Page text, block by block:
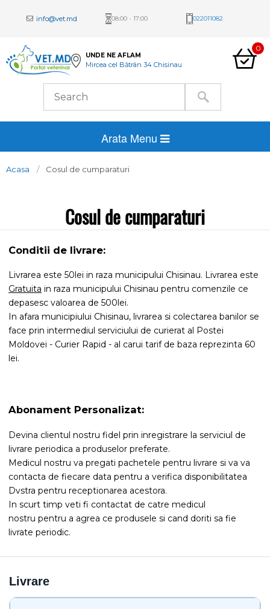
info@vet.md 08:00 - 17:00 022011082
UNDE NE AFLAM
Mircea cel Bătrân 34 Chisinau
0
Arata Menu
Acasa Cosul de cumparaturi
Cosul de cumparaturi
Conditii de livrare:
Livrarea este 50lei in raza municipului Chisinau. Livrarea este
Gratuita in raza municipului Chisinau pentru comenzile ce
depasesc valoarea de 500lei.
In afara municipiului Chisinau, livrarea si colectarea banilor se
face prin intermediul serviciului de curierat al Postei
Moldovei - Curier Rapid - al carui tarif de baza reprezinta 60
lei.
Abonament Personalizat:
Devina clientul nostru fidel prin inregistrare la serviciul de
livrare periodica a produselor preferate.
Medicul nostru va pregati pachetele pentru livrare si va va
contacta de fiecare data pentru a verifica disponibilitatea
Dvstra pentru receptionarea acestora.
In scurt timp veti fi contactat de catre medicul
nostru pentru a agrea ce produsele si cand doriti sa fie
livrate periodic.
Livrare